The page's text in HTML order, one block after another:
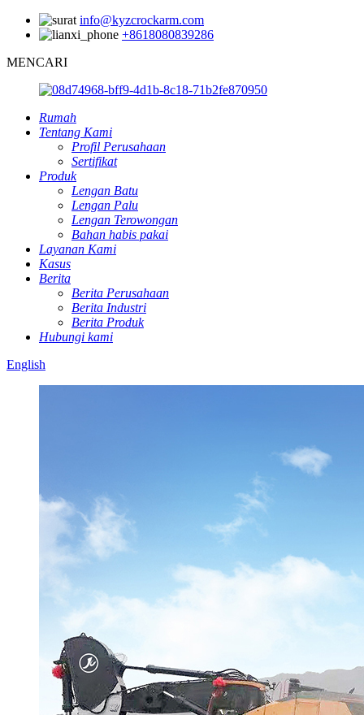
info@kyzcrockarm.com
+8618080839286
MENCARI
Rumah
Tentang Kami
Profil Perusahaan
Sertifikat
Produk
Lengan Batu
Lengan Palu
Lengan Terowongan
Bahan habis pakai
Layanan Kami
Kasus
Berita
Berita Perusahaan
Berita Industri
Berita Produk
Hubungi kami
English